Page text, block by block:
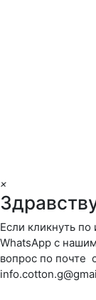
×
Если кликнуть по
WhatsApp с
вопрос по почте